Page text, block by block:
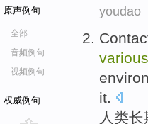
原声例句
全部
音频例句
视频例句
权威例句
youdao
various
it.
人类长